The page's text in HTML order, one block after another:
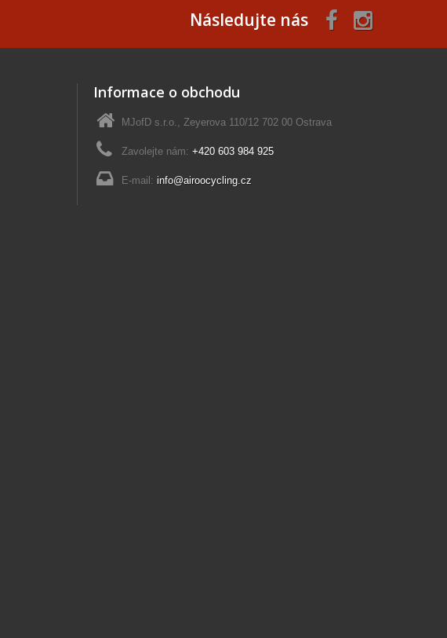
Následujte nás
Informace o obchodu
MJofD s.r.o., Zeyerova 110/12 702 00 Ostrava
Zavolejte nám: +420 603 984 925
E-mail: info@airoocycling.cz